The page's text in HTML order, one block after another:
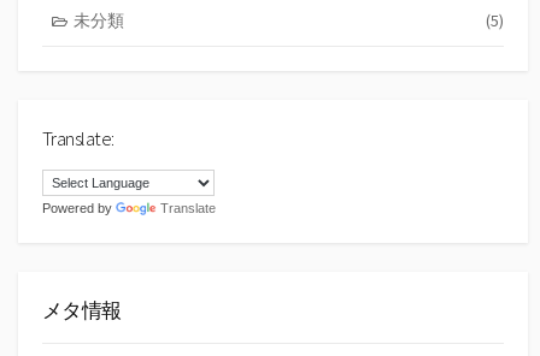
未分類 (5)
Translate:
Powered by Translate
メタ情報